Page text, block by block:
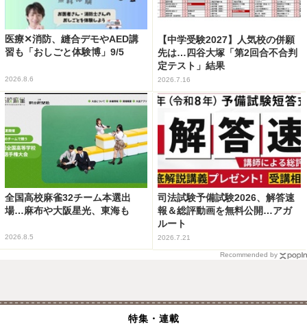
医療✕消防、縫合デモやAED講
習も「おしごと体験博」9/5
2026.8.6
【中学受験2027】人気校の併願
先は…四谷大塚「第2回合不合判
定テスト」結果
2026.7.16
全国高校麻雀32チーム本選出
場…麻布や大阪星光、東海も
2026.8.5
司法試験予備試験2026、解答速
報＆総評動画を無料公開…アガ
ルート
2026.7.21
Recommended by
特集・連載